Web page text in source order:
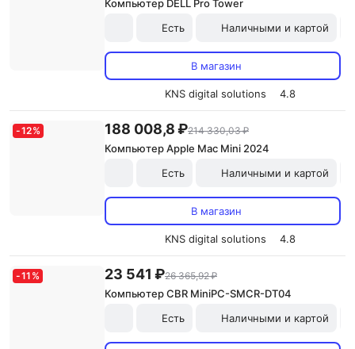
Компьютер DELL Pro Tower
Есть
Наличными и картой
В магазин
KNS digital solutions 4.8
-12% 188 008,8 ₽214 330,03 ₽
Компьютер Apple Mac Mini 2024
Есть
Наличными и картой
В магазин
KNS digital solutions 4.8
-11 % 23 541 ₽26 365,92 ₽
Компьютер CBR MiniPC-SMCR-DT04
Есть
Наличными и картой